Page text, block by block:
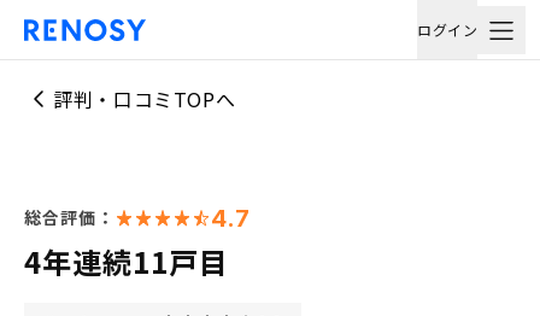
ログイン
評判・口コミTOPへ
総合評価： 4.7
4年連続11戸目